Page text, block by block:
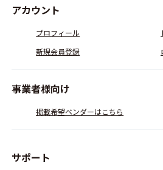
アカウント
プロフィール
新規会員登録
事業者様向け
掲載希望ベンダーはこちら
サポート